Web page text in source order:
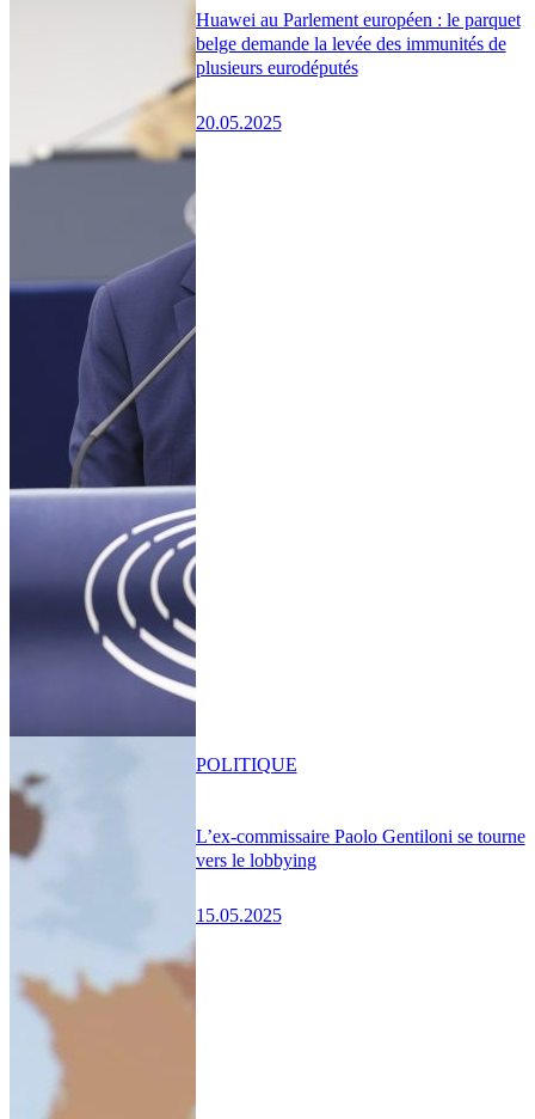
Huawei au Parlement européen : le parquet
belge demande la levée des immunités de
plusieurs eurodéputés
20.05.2025
L’ex-commissaire Paolo Gentiloni se tourne
vers le lobbying
15.05.2025
POLITIQUE